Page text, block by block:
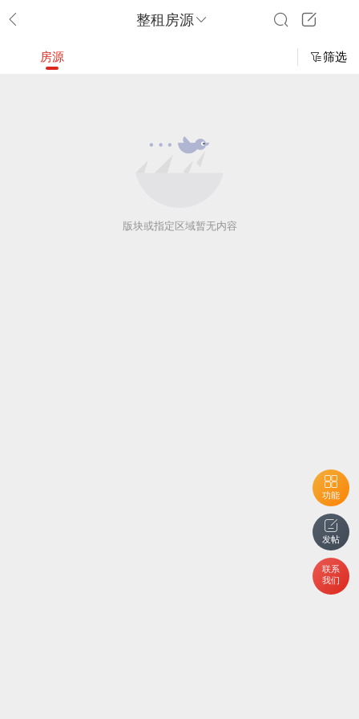
整租房源
功能
发帖
联系
我们
房源 筛选
版块或指定区域暂无内容